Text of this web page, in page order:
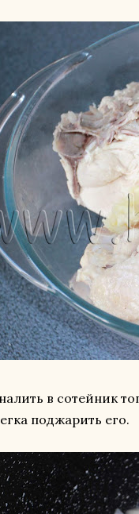
в сотейник
поджарить его.